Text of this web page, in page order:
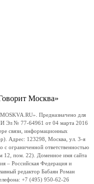
Москва»
Предназначено для
Эл № 77-64961 от 04 марта 2016
связи, информационных
Адрес: 123298, Москва, ул. 3-я
ограниченной ответственностью
пом. 22). Доменное имя сайта
– Российская Федерация и
редактор Бабаян Роман
+7 (495) 950-62-26